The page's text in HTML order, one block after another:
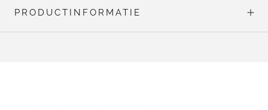
PRODUCTINFORMATIE